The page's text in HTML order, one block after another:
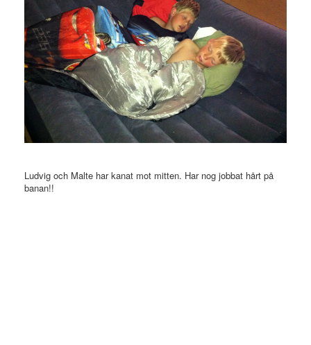
Ludvig och Malte har kanat mot mitten. Har nog jobbat hårt på
banan!!